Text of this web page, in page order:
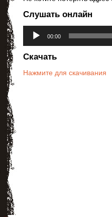
Слушать онлайн
00:00
Скачать
Нажмите для скачивания